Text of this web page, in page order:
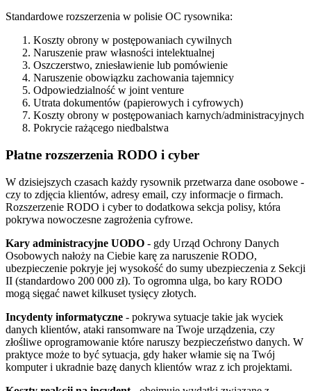
Standardowe rozszerzenia w polisie OC rysownika:
Koszty obrony w postępowaniach cywilnych
Naruszenie praw własności intelektualnej
Oszczerstwo, zniesławienie lub pomówienie
Naruszenie obowiązku zachowania tajemnicy
Odpowiedzialność w joint venture
Utrata dokumentów (papierowych i cyfrowych)
Koszty obrony w postępowaniach karnych/administracyjnych
Pokrycie rażącego niedbalstwa
Płatne rozszerzenia RODO i cyber
W dzisiejszych czasach każdy rysownik przetwarza dane osobowe -
czy to zdjęcia klientów, adresy email, czy informacje o firmach.
Rozszerzenie RODO i cyber to dodatkowa sekcja polisy, która
pokrywa nowoczesne zagrożenia cyfrowe.
Kary administracyjne UODO - gdy Urząd Ochrony Danych
Osobowych nałoży na Ciebie karę za naruszenie RODO,
ubezpieczenie pokryje jej wysokość do sumy ubezpieczenia z Sekcji
II (standardowo 200 000 zł). To ogromna ulga, bo kary RODO
mogą sięgać nawet kilkuset tysięcy złotych.
Incydenty informatyczne - pokrywa sytuacje takie jak wyciek
danych klientów, ataki ransomware na Twoje urządzenia, czy
złośliwe oprogramowanie które naruszy bezpieczeństwo danych. W
praktyce może to być sytuacja, gdy haker włamie się na Twój
komputer i ukradnie bazę danych klientów wraz z ich projektami.